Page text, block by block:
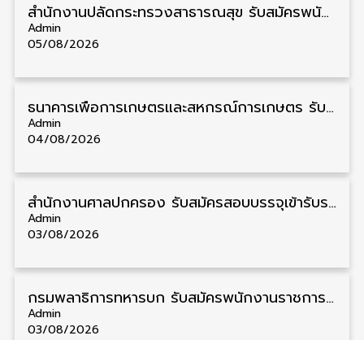
สำนักงานปลัดกระทรวงสาธารณสุข รับสมัครพนักงานราชการรูปแบบพิเศษ วุฒิ ปวส./ป.ตรี 102 อัตรา รับสมัคร 17 – 28 สิงหาคม
Admin
05/08/2026
ธนาคารเพื่อการเกษตรและสหกรณ์การเกษตร รับสมัครบุคคลเพื่อเป็นผู้ช่วยพนักงาน วุฒิ ป.ตรี 5 อัตรา รับสมัคร 4 – 14 สิงหาคม
Admin
04/08/2026
สํานักงานศาลปกครอง รับสมัครสอบบรรจุเข้ารับราชการ วุฒิ ป.ตรี 72 อัตรา รับสมัคร 31 สิงหาคม – 18 กันยายน
Admin
03/08/2026
กรมพลาธิการทหารบก รับสมัครพนักงานราชการ วุฒิ ม.3/ม.6/ปวช. 66 อัตรา รับสมัคร 10 – 17 สิงหาคม
Admin
03/08/2026